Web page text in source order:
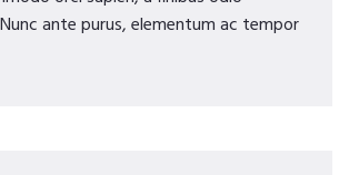
ante purus, elementum ac tempor